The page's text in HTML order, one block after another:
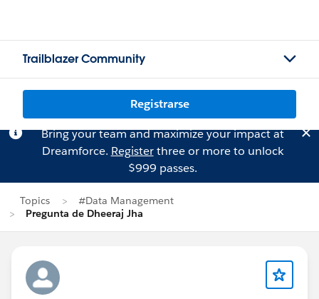
Trailblazer Community
Registrarse
Bring your team and maximize your impact at
Dreamforce. Registerthree or more to unlock
$999 passes.
Topics
#Data Management
Pregunta de Dheeraj Jha